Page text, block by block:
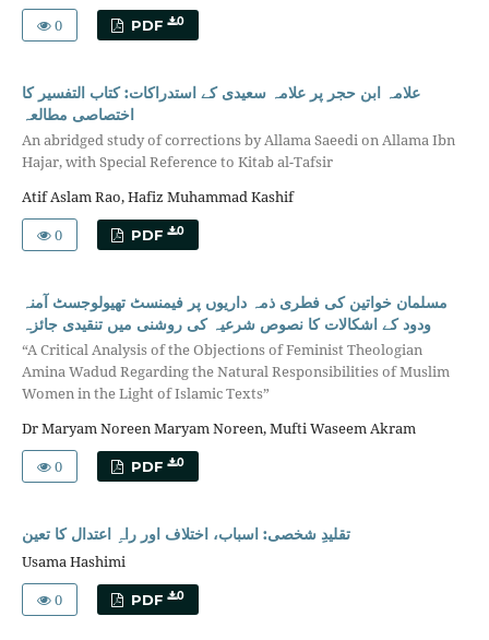
0
PDF 0
علامہ ابن حجر پر علامہ سعیدی کے استدراکات: کتاب التفسیر کا
اختصاصی مطالعہ
An abridged study of corrections by Allama Saeedi on Allama Ibn
Hajar, with Special Reference to Kitab al-Tafsir
Atif Aslam Rao, Hafiz Muhammad Kashif
0
PDF 0
مسلمان خواتین کی فطری ذمہ داریوں پر فیمنسٹ تھیولوجسٹ آمنہ
ودود کے اشکالات کا نصوص شرعیہ کی روشنی میں تنقیدی جائزہ
“A Critical Analysis of the Objections of Feminist Theologian
Amina Wadud Regarding the Natural Responsibilities of Muslim
Women in the Light of Islamic Texts”
Dr Maryam Noreen Maryam Noreen, Mufti Waseem Akram
0
PDF 0
تقلیدِ شخصی: اسباب، اختلاف اور راہِ اعتدال کا تعین
Usama Hashimi
0
PDF 0